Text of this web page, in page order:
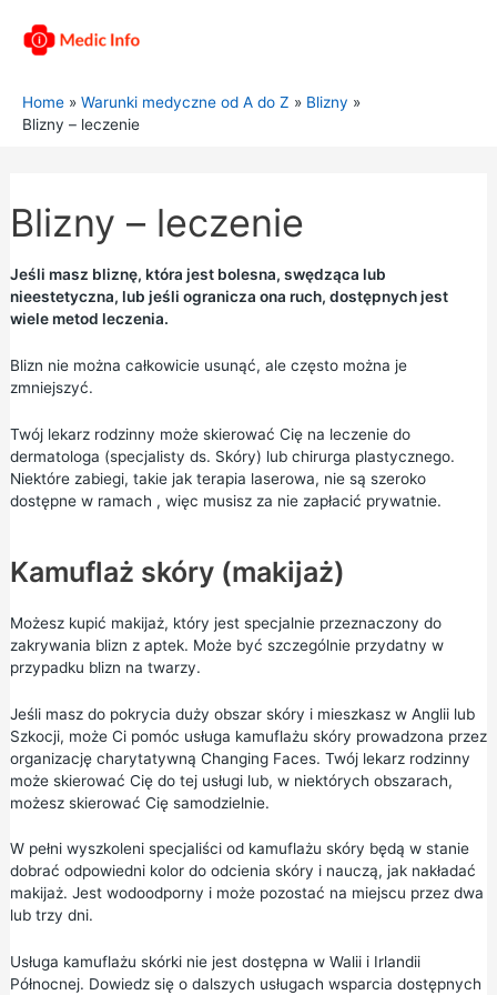
Home Warunki medyczne od A do Z
Blizny
Blizny – leczenie
Blizny – leczenie
Jeśli masz bliznę, która jest bolesna, swędząca lub
nieestetyczna, lub jeśli ogranicza ona ruch, dostępnych jest
wiele metod leczenia.
Blizn nie można całkowicie usunąć, ale często można je
zmniejszyć.
Twój lekarz rodzinny może skierować Cię na leczenie do
dermatologa (specjalisty ds. Skóry) lub chirurga plastycznego.
Niektóre zabiegi, takie jak terapia laserowa, nie są szeroko
dostępne w ramach , więc musisz za nie zapłacić prywatnie.
Kamuflaż skóry (makijaż)
Możesz kupić makijaż, który jest specjalnie przeznaczony do
zakrywania blizn z aptek. Może być szczególnie przydatny w
przypadku blizn na twarzy.
Jeśli masz do pokrycia duży obszar skóry i mieszkasz w Anglii lub
Szkocji, może Ci pomóc usługa kamuflażu skóry prowadzona przez
organizację charytatywną Changing Faces. Twój lekarz rodzinny
może skierować Cię do tej usługi lub, w niektórych obszarach,
możesz skierować Cię samodzielnie.
W pełni wyszkoleni specjaliści od kamuflażu skóry będą w stanie
dobrać odpowiedni kolor do odcienia skóry i nauczą, jak nakładać
makijaż. Jest wodoodporny i może pozostać na miejscu przez dwa
lub trzy dni.
Usługa kamuflażu skórki nie jest dostępna w Walii i Irlandii
Północnej. Dowiedz się o dalszych usługach wsparcia dostępnych